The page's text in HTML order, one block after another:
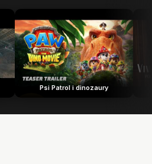
Psi Patrol i dinozaury